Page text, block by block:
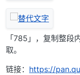
「785」，复制整段
取。
链接： https://